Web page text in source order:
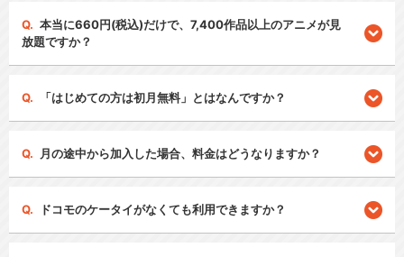
本当に660円(税込)だけで、7,400作品以上のアニメが見
放題ですか？
「はじめての方は初月無料」とはなんですか？
月の途中から加入した場合、料金はどうなりますか？
ドコモのケータイがなくても利用できますか？